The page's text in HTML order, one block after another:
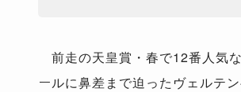
前走の天皇賞・春で12番人気
ールに鼻差まで迫ったヴェルテ